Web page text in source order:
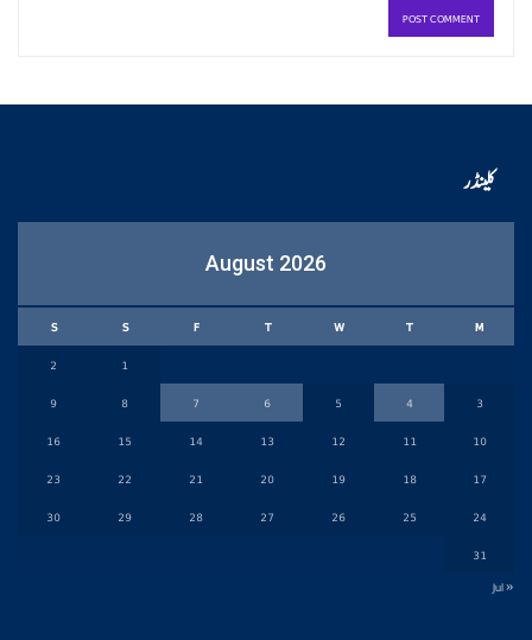
کلینڈر
August 2026
M
T
W
T
F
S
S
1
2
3
4
5
6
7
8
9
10
11
12
13
14
15
16
17
18
19
20
21
22
23
24
25
26
27
28
29
30
31
« Jul